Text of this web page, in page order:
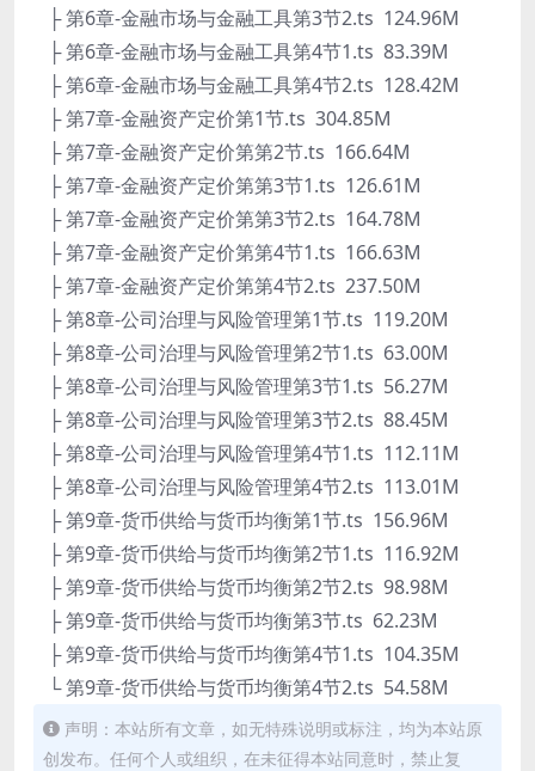
├ 第6章-金融市场与金融工具第3节2.ts 124.96M
├ 第6章-金融市场与金融工具第4节1.ts 83.39M
├ 第6章-金融市场与金融工具第4节2.ts 128.42M
├ 第7章-金融资产定价第1节.ts 304.85M
├ 第7章-金融资产定价第第2节.ts 166.64M
├ 第7章-金融资产定价第第3节1.ts 126.61M
├ 第7章-金融资产定价第第3节2.ts 164.78M
├ 第7章-金融资产定价第第4节1.ts 166.63M
├ 第7章-金融资产定价第第4节2.ts 237.50M
├ 第8章-公司治理与风险管理第1节.ts 119.20M
├ 第8章-公司治理与风险管理第2节1.ts 63.00M
├ 第8章-公司治理与风险管理第3节1.ts 56.27M
├ 第8章-公司治理与风险管理第3节2.ts 88.45M
├ 第8章-公司治理与风险管理第4节1.ts 112.11M
├ 第8章-公司治理与风险管理第4节2.ts 113.01M
├ 第9章-货币供给与货币均衡第1节.ts 156.96M
├ 第9章-货币供给与货币均衡第2节1.ts 116.92M
├ 第9章-货币供给与货币均衡第2节2.ts 98.98M
├ 第9章-货币供给与货币均衡第3节.ts 62.23M
├ 第9章-货币供给与货币均衡第4节1.ts 104.35M
└ 第9章-货币供给与货币均衡第4节2.ts 54.58M
声明：本站所有文章，如无特殊说明或标注，均为本站原
创发布。任何个人或组织，在未征得本站同意时，禁止复